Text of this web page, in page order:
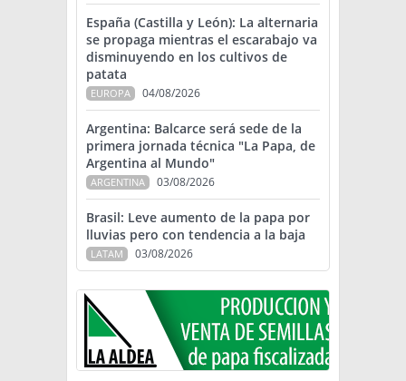
España (Castilla y León): La alternaria
se propaga mientras el escarabajo va
disminuyendo en los cultivos de
patata
EUROPA 04/08/2026
Argentina: Balcarce será sede de la
primera jornada técnica "La Papa, de
Argentina al Mundo"
ARGENTINA 03/08/2026
Brasil: Leve aumento de la papa por
lluvias pero con tendencia a la baja
LATAM 03/08/2026